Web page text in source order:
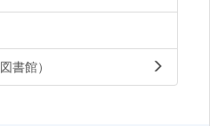
書館）